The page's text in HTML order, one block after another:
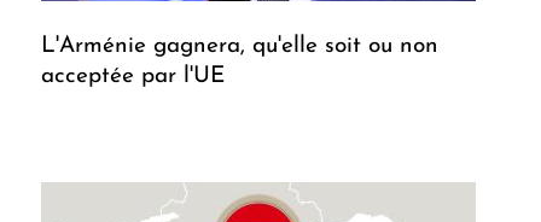
L'Arménie gagnera, qu'elle soit ou non
acceptée par l'UE